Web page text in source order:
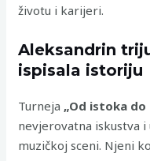
životu i karijeri.
Aleksandrin
ispisala istoriju
Turneja „Od istoka do
nevjerovatna iskustva
muzičkoj sceni. Njeni